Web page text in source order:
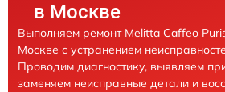
в Москве
Выполняем ремонт Melitta Caffeo
Москве с устранением
Проводим диагностику, выявляем
заменяем неисправные детали и